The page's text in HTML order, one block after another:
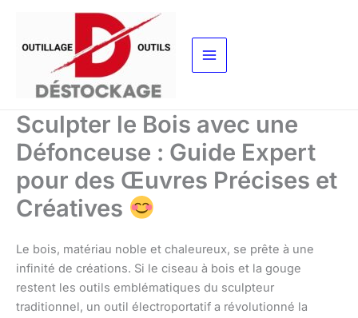
contenu
Sculpter le Bois avec une
Défonceuse : Guide Expert
pour des Œuvres Précises et
Créatives
Le bois, matériau noble et chaleureux, se prête à une
infinité de créations. Si le ciseau à bois et la gouge
restent les outils emblématiques du sculpteur
traditionnel, un outil électroportatif a révolutionné la